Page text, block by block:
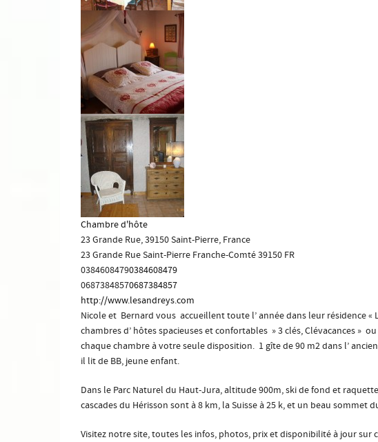
Chambre d'hôte
23 Grande Rue, 39150 Saint-Pierre, France
23 Grande RueSaint-Pierre Franche-Comté39150 FR
03846084790384608479
06873848570687384857
http://www.lesandreys.com
Nicole et Bernard vous accueillent toute l’ année dans leur résidence «
chambres d’ hôtes spacieuses et confortables » 3 clés, Clévacances »
chaque chambre à votre seule disposition. 1 gîte de 90 m2 dans l’
il lit de BB, jeune enfant.
Dans le Parc Naturel du Haut-Jura, altitude 900m, ski de fond et
cascades du Hérisson sont à 8 km, la Suisse à 25 k, et un beau sommet
Visitez notre site, toutes les infos, photos, prix et disponibilité à jour sur